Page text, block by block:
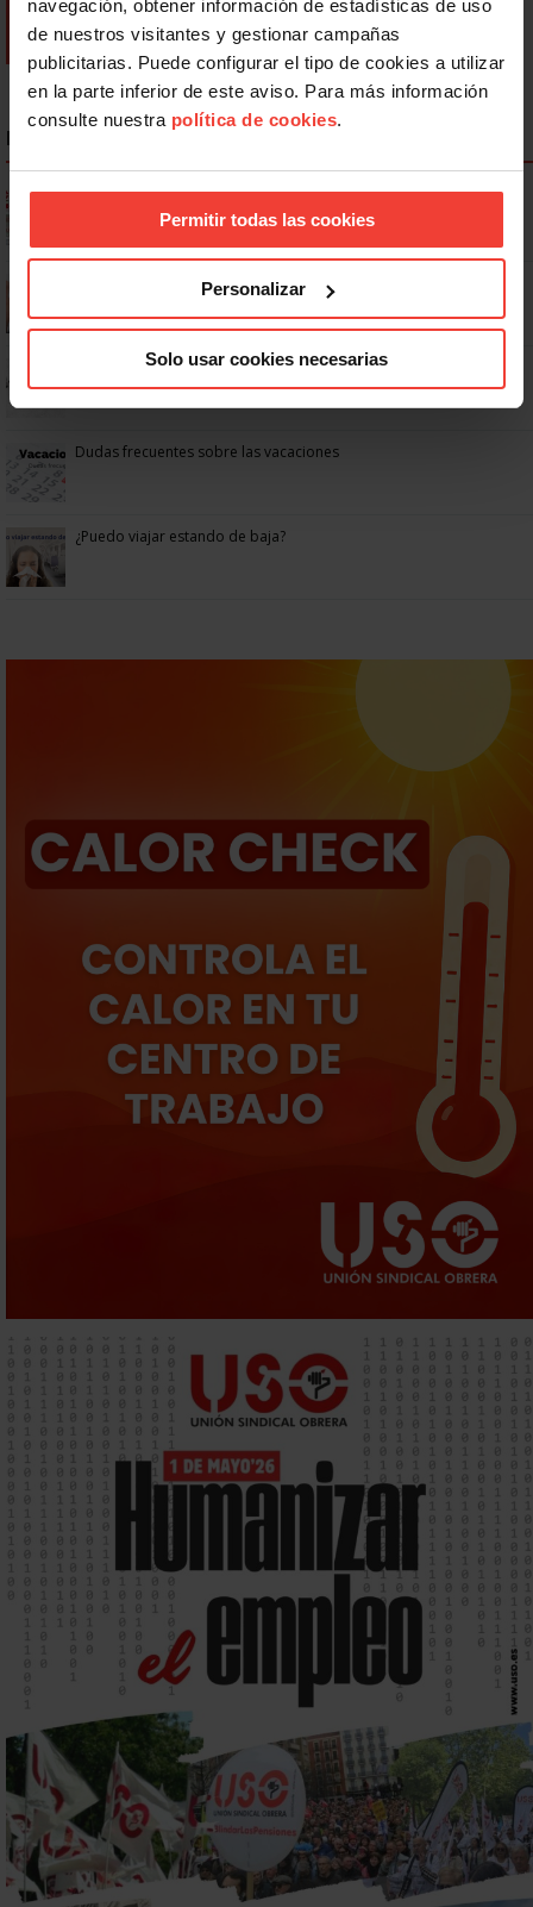
navegación, obtener información de estadísticas de uso
de nuestros visitantes y gestionar campañas
publicitarias. Puede configurar el tipo de cookies a utilizar
en la parte inferior de este aviso. Para más información
consulte nuestra política de cookies.
Permitir todas las cookies
Personalizar
Solo usar cookies necesarias
NOTICIAS MÁS LEÍDAS
Ya os podéis descargar la app de USO
Se actualizan las patologías para acceder a la jubilación
anticipada por discapacidad
No: si un festivo cae en sábado, no tienen por qué darte un día
libre
Dudas frecuentes sobre las vacaciones
¿Puedo viajar estando de baja?